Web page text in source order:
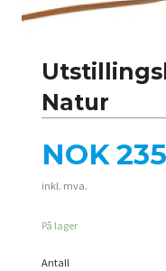
Natur
Pris
NOK
inkl. mva.
På lager
Antall